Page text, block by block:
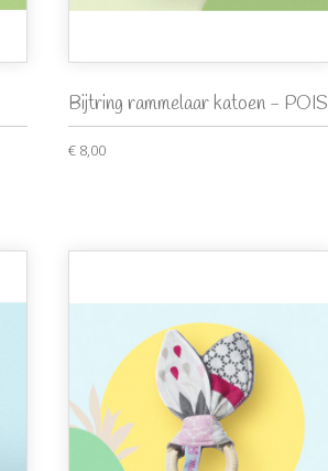
Bijtring rammelaar katoen - POIS
€ 8,00